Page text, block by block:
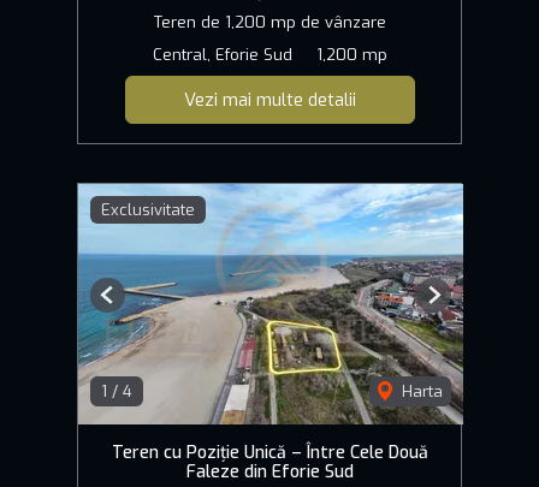
Teren de 1,200 mp de vânzare
Central, Eforie Sud
1,200 mp
Vezi mai multe detalii
Exclusivitate
1 / 4 Harta
Previous Next
Teren cu Poziție Unică – Între Cele Două
Faleze din Eforie Sud